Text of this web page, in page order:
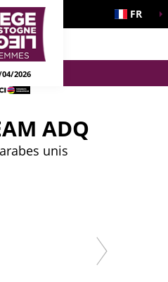
FR
2026
ADQ
unis